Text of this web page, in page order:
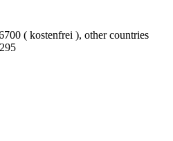
( kostenfrei ), other countries